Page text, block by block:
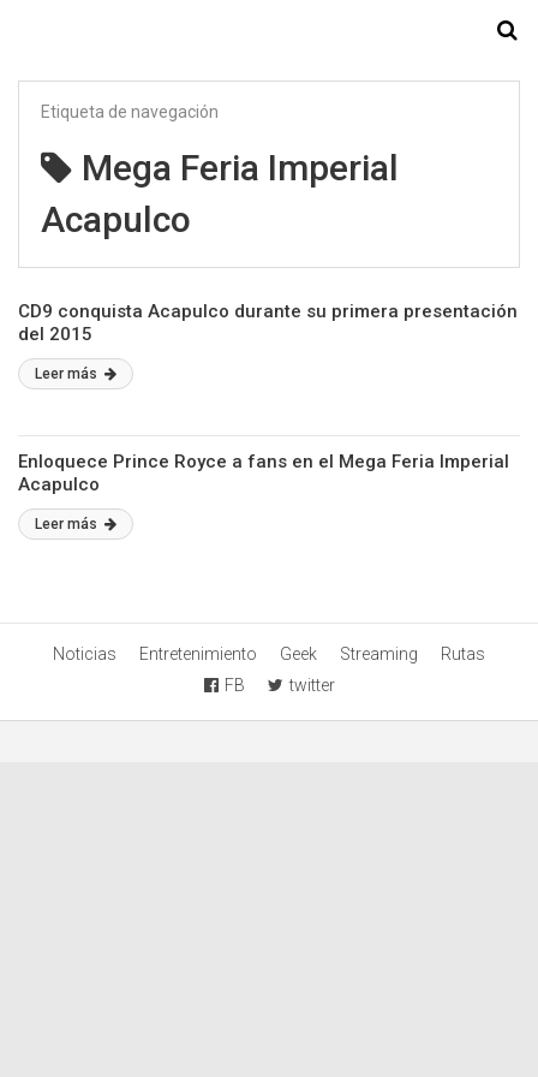
Etiqueta de navegación
Mega Feria Imperial
Acapulco
CD9 conquista Acapulco durante su primera presentación
del 2015
Leer más
Enloquece Prince Royce a fans en el Mega Feria Imperial
Acapulco
Leer más
Noticias Entretenimiento Geek Streaming
Rutas
FB
twitter